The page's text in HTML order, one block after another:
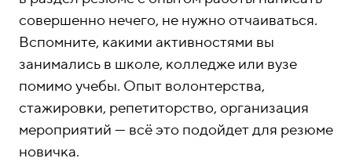
совершенно нечего, не нужно отчаиваться.
Вспомните, какими активностями вы
занимались в школе, колледже или вузе
помимо учебы. Опыт волонтерства,
стажировки, репетиторство, организация
мероприятий — всё это подойдет для резюме
новичка.